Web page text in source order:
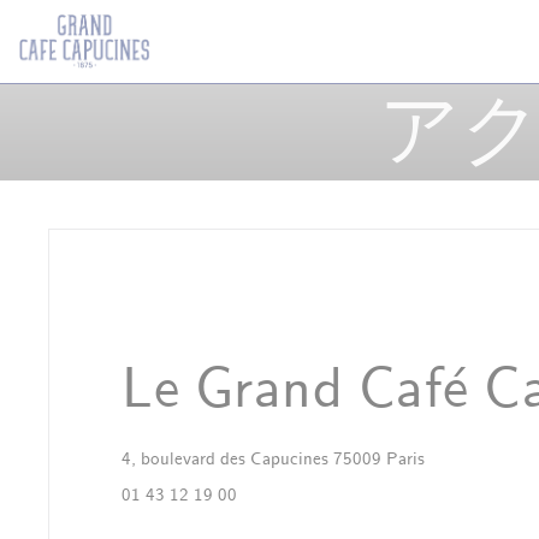
クッキー利用の管理について
ア
Le Grand Café
4, boulevard des Capucines 75009 Paris((新しいウィ
01 43 12 19 00